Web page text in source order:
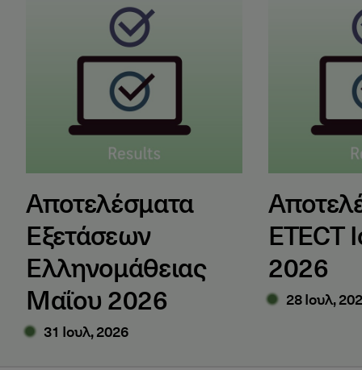
Αποτελέσματα
Εξετάσεων
Ελληνομάθειας
Μαΐου 2026
31 Ιουλ, 2026
ETECT
2026
28 Ιουλ,